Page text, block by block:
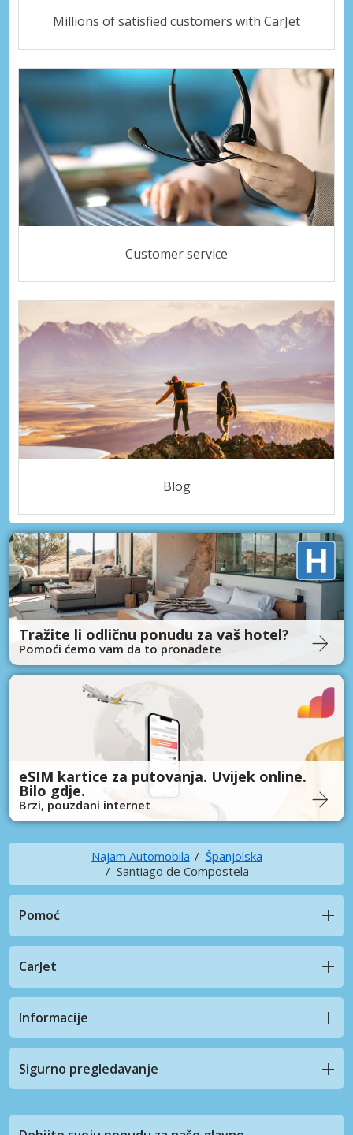
Millions of satisfied customers with CarJet
Customer service
Blog
Tražite li odličnu ponudu za vaš hotel?
Pomoći ćemo vam da to pronađete
eSIM kartice za putovanja. Uvijek online.
Bilo gdje.
Brzi, pouzdani internet
Najam Automobila
Španjolska
Santiago de Compostela
Pomoć
CarJet
Informacije
Sigurno pregledavanje